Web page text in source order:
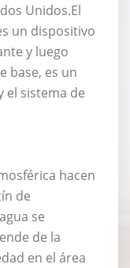
Unidos.El
un dispositivo
y luego
base, es un
el sistema de
hacen
de
se
de la
en el área